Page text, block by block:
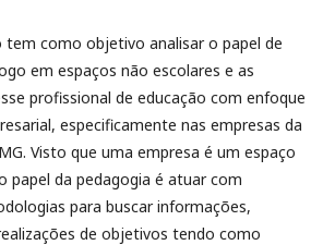
tem como objetivo analisar o papel de
em espaços não escolares e as
profissional de educação com enfoque
especificamente nas empresas da
Visto que uma empresa é um espaço
papel da pedagogia é atuar com
para buscar informações,
de objetivos tendo como